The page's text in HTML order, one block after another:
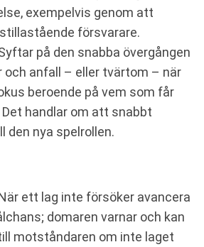
exempelvis genom att
försvarare.
på den snabba övergången
och anfall – eller tvärtom – när
beroende på vem som får
handlar om att snabbt
den nya spelrollen.
ett lag inte försöker avancera
domaren varnar och kan
motståndaren om inte laget